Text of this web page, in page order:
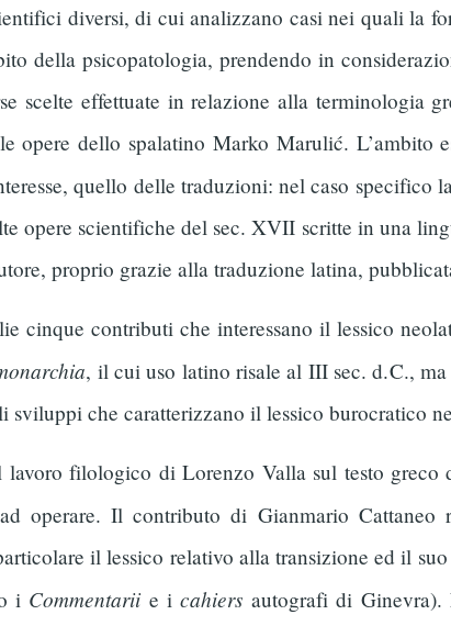
diversi, di cui analizzano casi nei quali la
della psicopatologia, prendendo in
scelte effettuate in relazione alla terminologia
opere dello spalatino Marko Marulić.
quello delle traduzioni: nel caso specifico
opere scientifiche del sec. XVII scritte in una
proprio grazie alla traduzione latina,
cinque contributi che interessano il lessico
, il cui uso latino risale al III sec. d. C.,
che caratterizzano il lessico burocratico
filologico di Lorenzo Valla sul testo greco
operare. Il contributo di Gianmario Cattaneo
il lessico relativo alla transizione ed il
i Commentariie icahiers autografi di